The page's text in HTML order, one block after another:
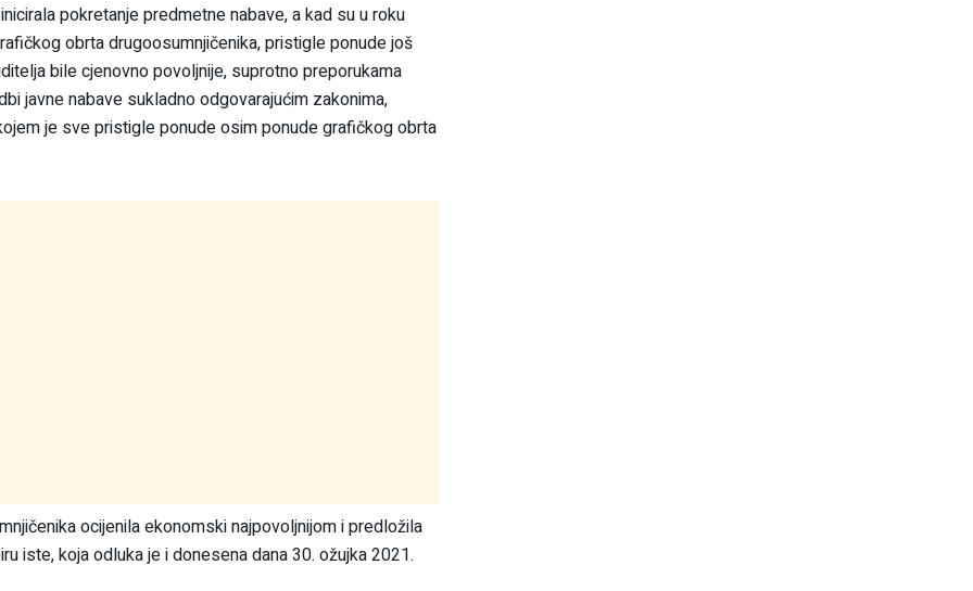
pokretanje predmetne nabave, a kad su u roku
obrta drugoosumnjičenika, pristigle ponude još
bile cjenovno povoljnije, suprotno preporukama
javne nabave sukladno odgovarajućim zakonima,
je sve pristigle ponude osim ponude grafičkog obrta
ocijenila ekonomski najpovoljnijom i predložila
iste, koja odluka je i donesena dana 30. ožujka 2021.